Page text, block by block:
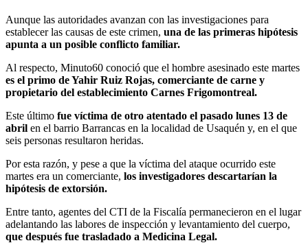
Aunque las autoridades avanzan con las investigaciones para
establecer las causas de este crimen, una de las primeras hipótesis
apunta a un posible conflicto familiar.
Al respecto, Minuto60 conoció que el hombre asesinado este martes
es el primo de Yahir Ruiz Rojas, comerciante de carne y
propietario del establecimiento Carnes Frigomontreal.
Este último fue víctima de otro atentado el pasado lunes 13 de
abril en el barrio Barrancas en la localidad de Usaquén y, en el que
seis personas resultaron heridas.
Por esta razón, y pese a que la víctima del ataque ocurrido este
martes era un comerciante, los investigadores descartarían la
hipótesis de extorsión.
Entre tanto, agentes del CTI de la Fiscalía permanecieron en el lugar
adelantando las labores de inspección y levantamiento del cuerpo,
que después fue trasladado a Medicina Legal.